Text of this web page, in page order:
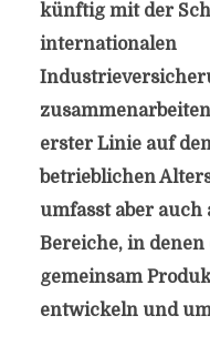
künftig mit der
internationalen
erster Linie auf
betrieblichen
umfasst aber
Bereiche, in
gemeinsam
entwickeln und